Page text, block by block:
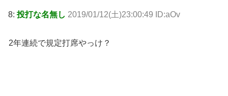
8:投打な名無し 2019/01/12(土)23:00:49 ID:aOv
2年連続で規定打席やっけ？